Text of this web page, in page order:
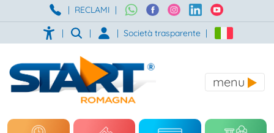
| RECLAMI |
| | | Società trasparente |
menu